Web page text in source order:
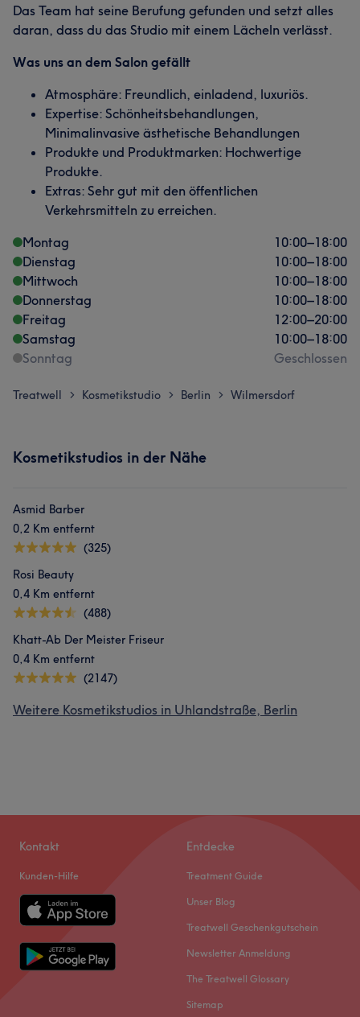
Das Team hat seine Berufung gefunden und setzt alles
daran, dass du das Studio mit einem Lächeln verlässt.
Was uns an dem Salon gefällt
Atmosphäre: Freundlich, einladend, luxuriös.
Expertise: Schönheitsbehandlungen,
Minimalinvasive ästhetische Behandlungen
Produkte und Produktmarken: Hochwertige
Produkte.
Extras: Sehr gut mit den öffentlichen
Verkehrsmitteln zu erreichen.
Montag
10:00–18:00
Dienstag
10:00–18:00
Mittwoch
10:00–18:00
Donnerstag
10:00–18:00
Freitag
12:00–20:00
Samstag
10:00–18:00
Sonntag
Geschlossen
Treatwell > Kosmetikstudio > Berlin > Wilmersdorf
Kosmetikstudios in der Nähe
Asmid Barber
0,2 Km entfernt
(325)
Rosi Beauty
0,4 Km entfernt
(488)
Khatt-Ab Der Meister Friseur
0,4 Km entfernt
(2147)
Weitere Kosmetikstudios in Uhlandstraße, Berlin
Kontakt
Kunden-Hilfe
Entdecke
Treatment Guide
Unser Blog
Treatwell Geschenkgutschein
Newsletter Anmeldung
The Treatwell Glossary
Sitemap